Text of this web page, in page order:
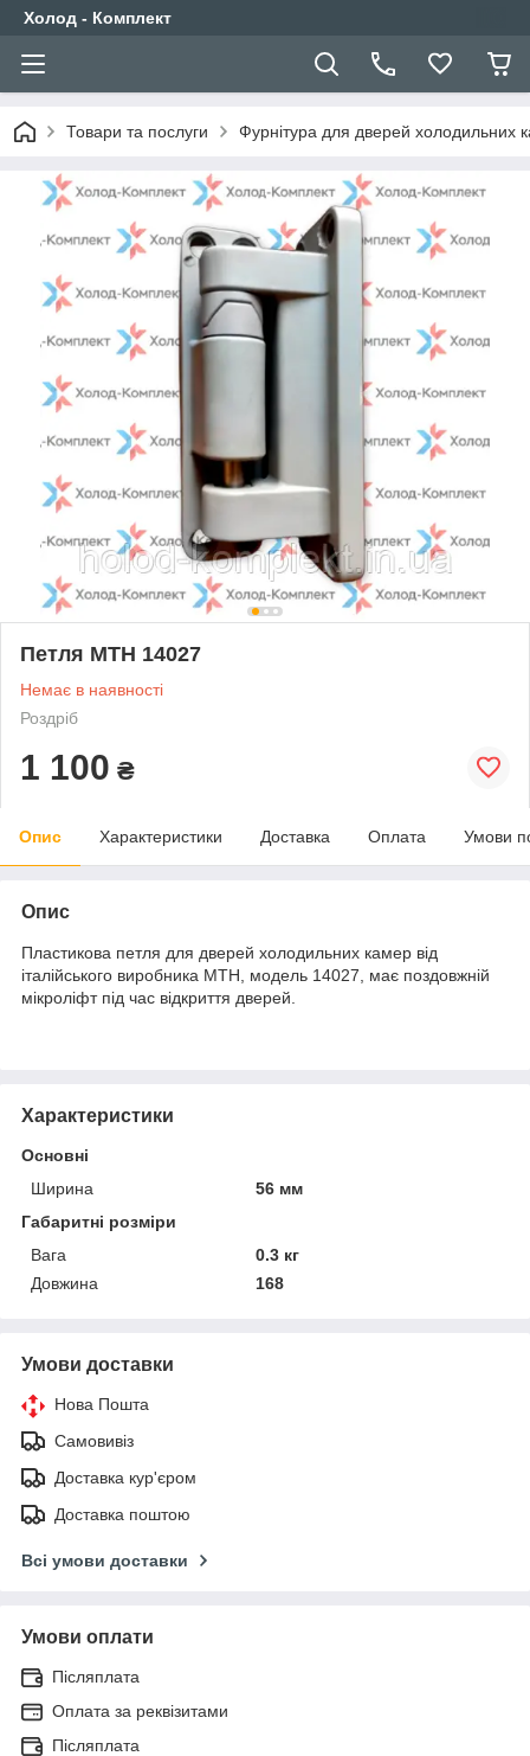
Холод - Комплект
Товари та послуги Фурнітура для дверей холодильних
Петля MTH 14027
Немає в наявності
Роздріб
1 100 ₴
Опис Характеристики Доставка Оплата Умови
Опис
Пластикова петля для дверей холодильних камер від
італійського виробника МТН, модель 14027, має поздовжній
мікроліфт під час відкриття дверей.
Характеристики
Основні
Ширина
56 мм
Габаритні розміри
Вага
0.3 кг
Довжина
168
Умови доставки
Нова Пошта
Самовивіз
Доставка кур'єром
Доставка поштою
Всі умови доставки
Умови оплати
Післяплата
Оплата за реквізитами
Післяплата